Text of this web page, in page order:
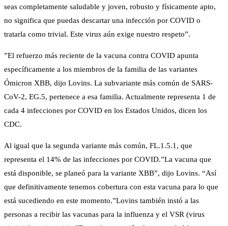
seas completamente saludable y joven, robusto y físicamente apto,
no significa que puedas descartar una infección por COVID o
tratarla como trivial. Este virus aún exige nuestro respeto”.
”El refuerzo más reciente de la vacuna contra COVID apunta
específicamente a los miembros de la familia de las variantes
Ómicron XBB, dijo Lovins. La subvariante más común de SARS-
CoV-2, EG.5, pertenece a esa familia. Actualmente representa 1 de
cada 4 infecciones por COVID en los Estados Unidos, dicen los
CDC.
Al igual que la segunda variante más común, FL.1.5.1, que
representa el 14% de las infecciones por COVID.”La vacuna que
está disponible, se planeó para la variante XBB”, dijo Lovins. “Así
que definitivamente tenemos cobertura con esta vacuna para lo que
está sucediendo en este momento.”Lovins también instó a las
personas a recibir las vacunas para la influenza y el VSR (virus